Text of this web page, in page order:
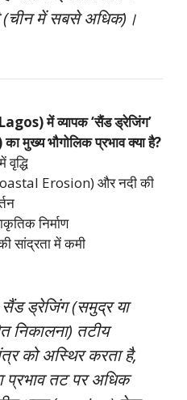
में सबसे अधिक)।
में व्यापक ‘सैंड ड्रेजिंग’
मुख्य भौगोलिक प्रभाव क्या है?
Erosion) और नदी की
निर्माण
सांद्रता में कमी
ड्रेजिंग (समुद्र या
निकालना) तटीय
को अस्थिर करता है,
प्रभाव तट पर अधिक